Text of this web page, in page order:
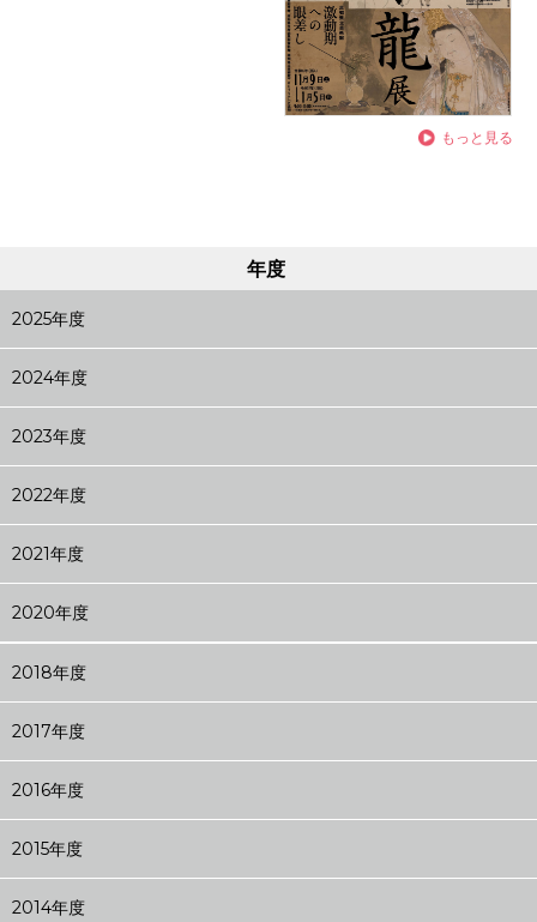
もっと見る
年度
2025年度
2024年度
2023年度
2022年度
2021年度
2020年度
2018年度
2017年度
2016年度
2015年度
2014年度